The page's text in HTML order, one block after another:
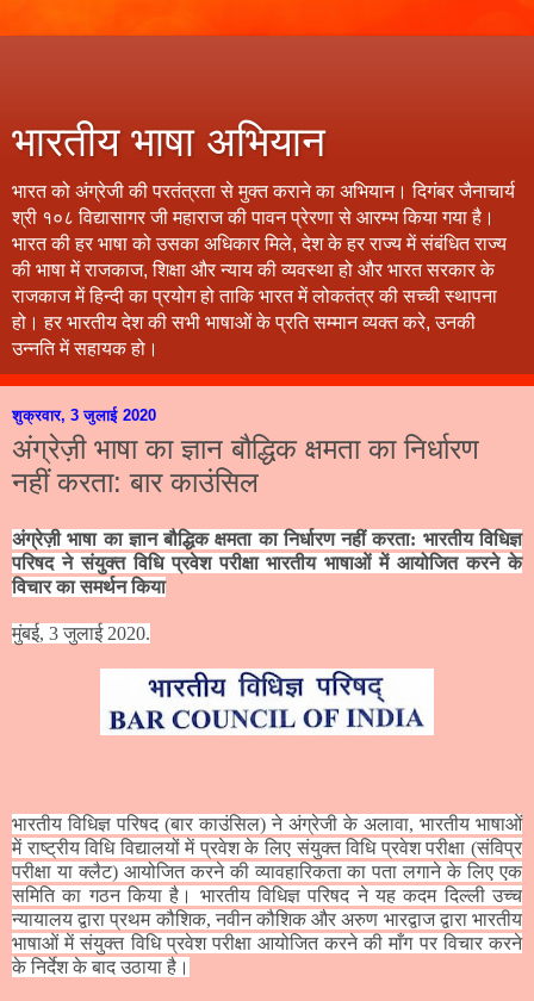
भारतीय भाषा अभियान
भारत को अंग्रेजी की परतंत्रता से मुक्त कराने का अभियान। दिगंबर जैनाचार्य
श्री १०८ विद्यासागर जी महाराज की पावन प्रेरणा से आरम्भ किया गया है।
भारत की हर भाषा को उसका अधिकार मिले, देश के हर राज्य में संबंधित राज्य
की भाषा में राजकाज, शिक्षा और न्याय की व्यवस्था हो और भारत सरकार के
राजकाज में हिन्दी का प्रयोग हो ताकि भारत में लोकतंत्र की सच्ची स्थापना
हो। हर भारतीय देश की सभी भाषाओं के प्रति सम्मान व्यक्त करे, उनकी
उन्नति में सहायक हो।
शुक्रवार, 3 जुलाई 2020
अंग्रेज़ी भाषा का ज्ञान बौद्धिक क्षमता का निर्धारण
नहीं करता: बार काउंसिल
अंग्रेज़ी भाषा का ज्ञान बौद्धिक क्षमता का निर्धारण नहीं करता: भारतीय विधिज्ञ
परिषद ने संयुक्त विधि प्रवेश परीक्षा भारतीय भाषाओं में आयोजित करने के
विचार का समर्थन किया
मुंबई, 3 जुलाई 2020.
भारतीय विधिज्ञ परिषद (बार काउंसिल) ने अंग्रेजी के अलावा, भारतीय भाषाओं
में राष्ट्रीय विधि विद्यालयों में प्रवेश के लिए संयुक्त विधि प्रवेश परीक्षा (संविप्र
परीक्षा या क्लैट) आयोजित करने की व्यावहारिकता का पता लगाने के लिए एक
समिति का गठन किया है। भारतीय विधिज्ञ परिषद ने यह कदम दिल्ली उच्च
न्यायालय द्वारा प्रथम कौशिक, नवीन कौशिक और अरुण भारद्वाज द्वारा भारतीय
भाषाओं में संयुक्त विधि प्रवेश परीक्षा आयोजित करने की माँग पर विचार करने
के निर्देश के बाद उठाया है।